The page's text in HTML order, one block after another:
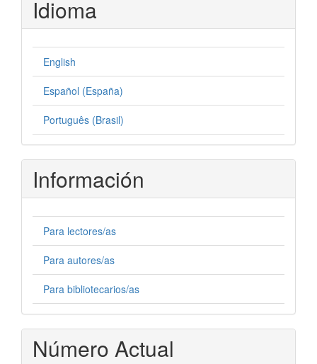
Idioma
English
Español (España)
Português (Brasil)
Información
Para lectores/as
Para autores/as
Para bibliotecarios/as
Número Actual